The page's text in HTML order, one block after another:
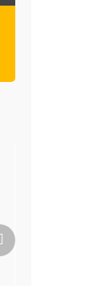
Další
produkt